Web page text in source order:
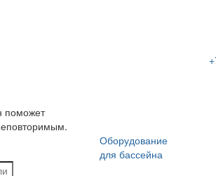
поможет
Оборудование
для бассейна